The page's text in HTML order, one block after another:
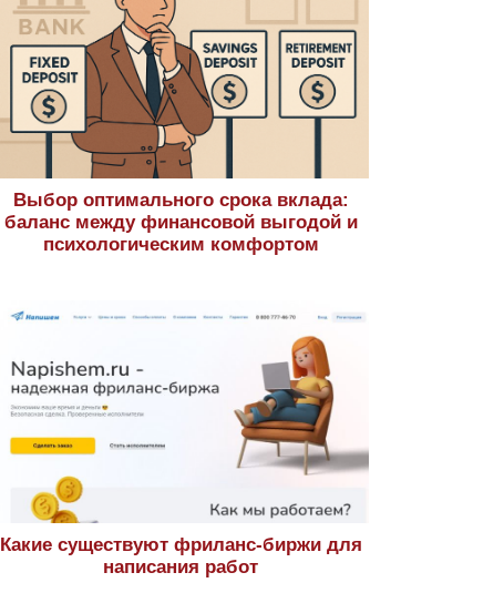
Выбор оптимального срока вклада:
баланс между финансовой выгодой и
психологическим комфортом
Какие существуют фриланс-биржи для
написания работ